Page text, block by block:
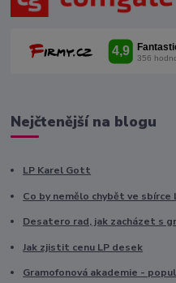
Nejčtenější na blogu
LP Karel Gott
Co by nemělo chybět ve sbírce
Desatero rad, jak zacházet s
Jak zjistit cenu LP desek
Gramofonová akademie -